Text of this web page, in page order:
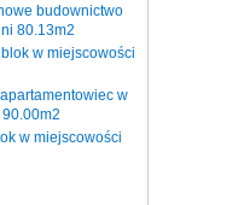
budownictwo
80.13m2
w miejscowości
w
w miejscowości